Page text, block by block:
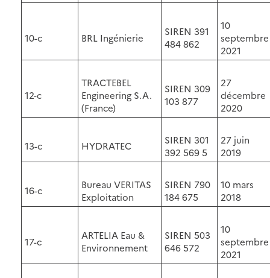
10-c BRL Ingénierie
SIREN 391
484 862
10
septembre
2021
12-c
TRACTEBEL
Engineering S.A.
(France)
SIREN 309
103 877
27
décembre
2020
13-c HYDRATEC
SIREN 301
392 569 5
27 juin
2019
16-c
Bureau VERITAS
Exploitation
SIREN 790
184 675
10 mars
2018
17-c
ARTELIA Eau &
Environnement
SIREN 503
646 572
10
septembre
2021